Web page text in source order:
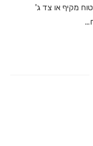
מקיף או צד ג'